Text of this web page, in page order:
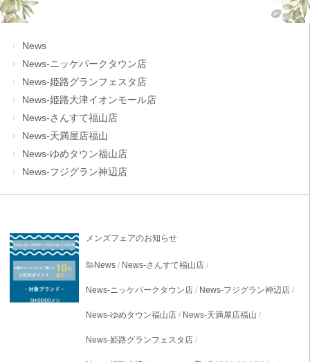
News
News-ニッケパークタウン店
News-姫路グランフェスタ店
News-姫路大津イオンモール店
News-さんすて福山店
News-天満屋店福山
News-ゆめタウン福山店
News-フジグラン神辺店
メンズフェアのお知らせ
News / News-さんすて福山店 /
News-ニッケパークタウン店 / News-フジグラン神辺店 /
News-ゆめタウン福山店 / News-天満屋店福山 /
News-姫路グランフェスタ店 /